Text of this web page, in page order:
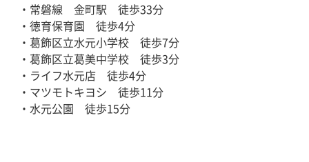
・常磐線 金町駅 徒歩33分
・徳育保育園 徒歩4分
・葛飾区立水元小学校 徒歩7分
・葛飾区立葛美中学校 徒歩3分
・ライフ水元店 徒歩4分
・マツモトキヨシ 徒歩11分
・水元公園 徒歩15分